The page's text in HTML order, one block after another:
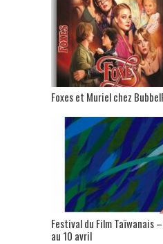
Foxes et Muriel chez
Festival du Film Taïwanais
au 10 avril